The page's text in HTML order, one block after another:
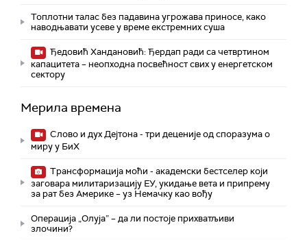
Топлотни талас без падавина угрожава приносе, како
наводњавати усеве у време екстремних суша
Ђедовић Хандановић: Ђердап ради са четвртином
капацитета – неопходна посвећност свих у енергетском
сектору
Мерила времена
Слово и дух Дејтона - три деценије од споразума о
миру у БиХ
Трансформација моћи - академски бестселер који
заговара милитаризацију ЕУ, укидање вета и припрему
за рат без Америке – уз Немачку као вођу
Операција „Олуја” – да ли постоје прихватљиви
злочини?